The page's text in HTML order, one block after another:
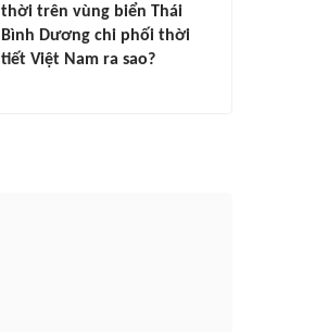
thời trên vùng biển Thái
Bình Dương chi phối thời
tiết Việt Nam ra sao?